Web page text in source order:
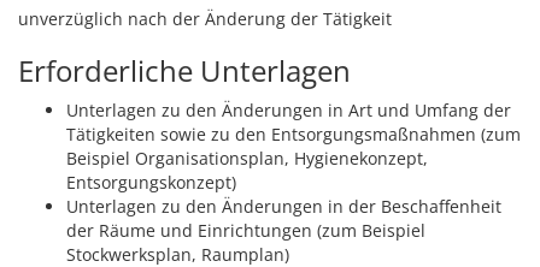
unverzüglich nach der Änderung der Tätigkeit
Erforderliche Unterlagen
Unterlagen zu den Änderungen in Art und Umfang der
Tätigkeiten sowie zu den Entsorgungsmaßnahmen (zum
Beispiel Organisationsplan, Hygienekonzept,
Entsorgungskonzept)
Unterlagen zu den Änderungen in der Beschaffenheit
der Räume und Einrichtungen (zum Beispiel
Stockwerksplan, Raumplan)